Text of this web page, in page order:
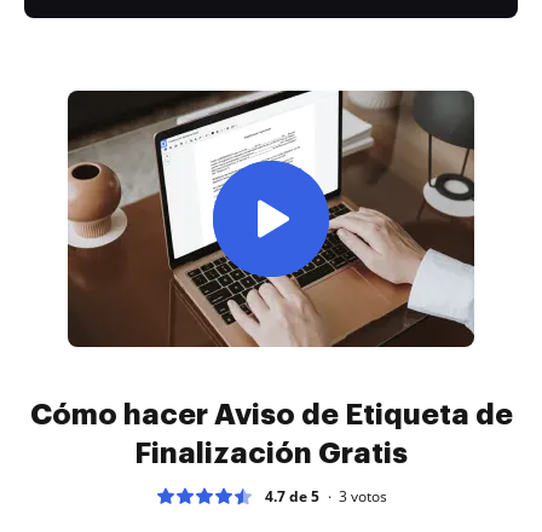
Cómo hacer Aviso de Etiqueta de
Finalización Gratis
4.7 de 5 3votos